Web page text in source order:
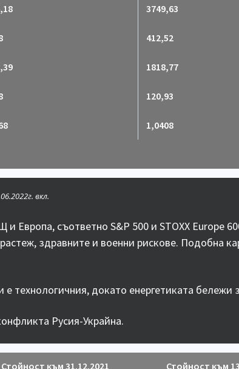
3749,63
412,52
1818,77
120,93
1,0408
вкл.
Европа, съответно S&P 500 и STOXX Europe
здравните и военни рискове. Подобна
технологичния, докато енергетиката бележи
Русия-Украйна.
Стойност към 31.12.2021 Стойност към